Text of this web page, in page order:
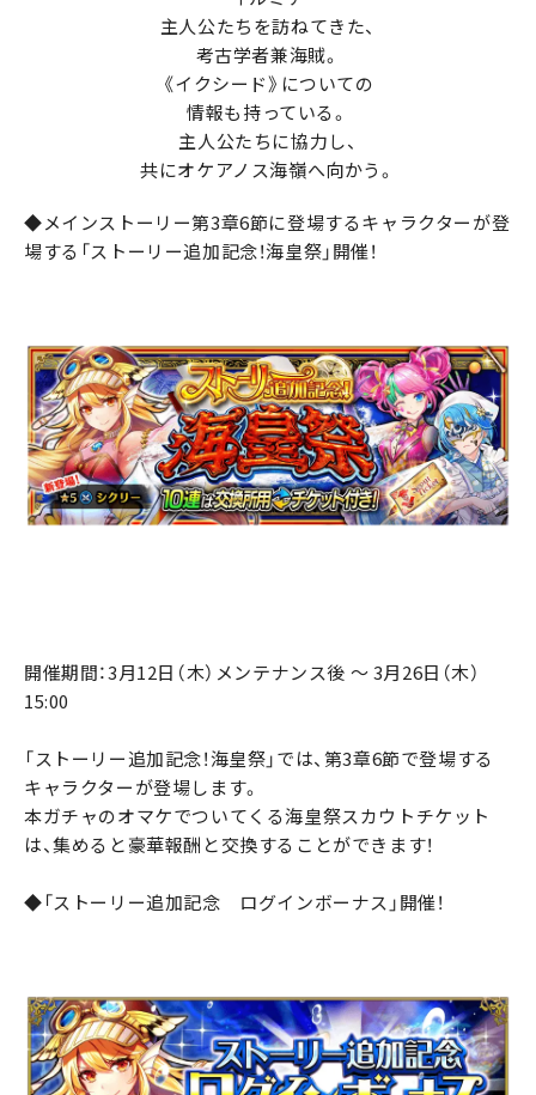
主人公たちを訪ねてきた、
考古学者兼海賊。
《イクシード》についての
情報も持っている。
主人公たちに協力し、
共にオケアノス海嶺へ向かう。
◆メインストーリー第3章6節に登場するキャラクターが登
場する「ストーリー追加記念！海皇祭」開催！
開催期間：3月12日（木）メンテナンス後 ～ 3月26日（木）
15:00
「ストーリー追加記念！海皇祭」では、第3章6節で登場する
キャラクターが登場します。
本ガチャのオマケでついてくる海皇祭スカウトチケット
は、集めると豪華報酬と交換することができます！
◆「ストーリー追加記念 ログインボーナス」開催！